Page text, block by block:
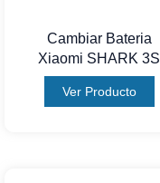
Cambiar Bateria
Xiaomi SHARK 3S
Ver Producto